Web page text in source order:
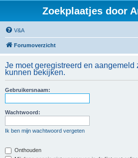
Zoekplaatjes door
V&A
Forumoverzicht
Je moet geregistreerd en aangemeld
kunnen bekijken.
Gebruikersnaam:
Wachtwoord:
Ik ben mijn wachtwoord vergeten
Onthouden